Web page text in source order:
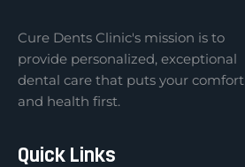
Cure Dents Clinic's mission is to
provide personalized, exceptional
dental care that puts your comfort
and health first.
Quick Links